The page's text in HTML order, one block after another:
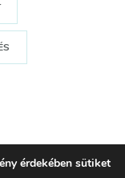
érdekében sütiket